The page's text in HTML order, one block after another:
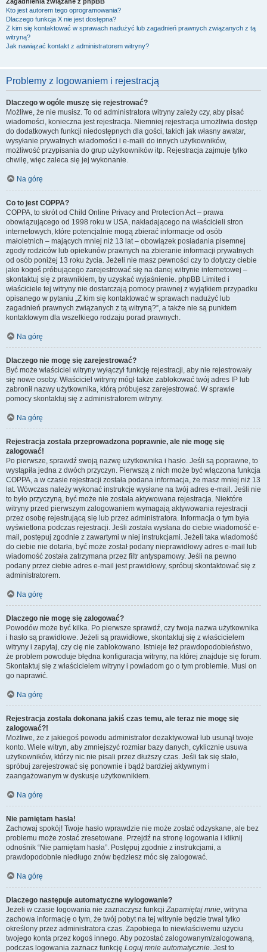
Kto jest autorem tego oprogramowania?
Dlaczego funkcja X nie jest dostępna?
Z kim się kontaktować w sprawach nadużyć lub zagadnień prawnych związanych z tą
witryną?
Jak nawiązać kontakt z administratorem witryny?
Problemy z logowaniem i rejestracją
Dlaczego w ogóle muszę się rejestrować?
Możliwe, że nie musisz. To od administratora witryny zależy czy, aby pisać
wiadomości, konieczna jest rejestracja. Niemniej rejestracja umożliwia dostęp
do dodatkowych funkcji niedostępnych dla gości, takich jak własny awatar,
wysyłanie prywatnych wiadomości i e-maili do innych użytkowników,
możliwość przypisania do grup użytkowników itp. Rejestracja zajmuje tylko
chwilę, więc zaleca się jej wykonanie.
Na górę
Co to jest COPPA?
COPPA, to skrót od Child Online Privacy and Protection Act – prawa
obowiązującego od 1998 roku w USA, nakładającego na właścicieli stron
internetowych, które potencjalnie mogą zbierać informacje od osób
małoletnich – mających mniej niż 13 lat – obowiązek posiadania pisemnej
zgody rodziców lub opiekunów prawnych na zbieranie informacji prywatnych
od osób poniżej 13 roku życia. Jeżeli nie masz pewności czy to dotyczy ciebie
jako kogoś próbującego zarejestrować się na danej witrynie internetowej –
skontaktuj się z prawnikiem, by uzyskać wyjaśnienie. phpBB Limited i
właściciele tej witryny nie dostarczają pomocy prawnej z wyjątkiem przypadku
opisanego w pytaniu „Z kim się kontaktować w sprawach nadużyć lub
zagadnień prawnych związanych z tą witryną?”, a także nie są punktem
kontaktowym dla wszelkiego rodzaju porad prawnych.
Na górę
Dlaczego nie mogę się zarejestrować?
Być może właściciel witryny wyłączył funkcję rejestracji, aby nie rejestrowały
się nowe osoby. Właściciel witryny mógł także zablokować twój adres IP lub
zabronił nazwy użytkownika, którą próbujesz zarejestrować. W sprawie
pomocy skontaktuj się z administratorem witryny.
Na górę
Rejestracja została przeprowadzona poprawnie, ale nie mogę się
zalogować!
Po pierwsze, sprawdź swoją nazwę użytkownika i hasło. Jeśli są poprawne, to
wystąpiła jedna z dwóch przyczyn. Pierwszą z nich może być włączona funkcja
COPPA, a w czasie rejestracji została podana informacja, że masz mniej niż 13
lat. Wówczas należy wykonać instrukcje wysłane na twój adres e-mail. Jeśli nie
to było przyczyną, być może nie została aktywowana rejestracja. Niektóre
witryny przed pierwszym zalogowaniem wymagają aktywowania rejestracji
przez osobę rejestrującą się lub przez administratora. Informacja o tym była
wyświetlona podczas rejestracji. Jeśli została wysłana do ciebie wiadomość e-
mail, postępuj zgodnie z zawartymi w niej instrukcjami. Jeżeli taka wiadomość
do ciebie nie dotarła, być może został podany nieprawidłowy adres e-mail lub
wiadomość została zatrzymana przez filtr antyspamowy. Jeśli na pewno
podany przez ciebie adres e-mail jest prawidłowy, spróbuj skontaktować się z
administratorem.
Na górę
Dlaczego nie mogę się zalogować?
Powodów może być kilka. Po pierwsze sprawdź, czy twoja nazwa użytkownika
i hasło są prawidłowe. Jeżeli są prawidłowe, skontaktuj się z właścicielem
witryny i zapytaj, czy cię nie zablokowano. Istnieje też prawdopodobieństwo,
że problem powoduje błędna konfiguracja witryny, na której znajduje się forum.
Skontaktuj się z właścicielem witryny i powiadom go o tym problemie. Musi on
go naprawić.
Na górę
Rejestracja została dokonana jakiś czas temu, ale teraz nie mogę się
zalogować?!
Możliwe, że z jakiegoś powodu administrator dezaktywował lub usunął twoje
konto. Wiele witryn, aby zmniejszyć rozmiar bazy danych, cyklicznie usuwa
użytkowników, którzy nic nie pisali przez dłuższy czas. Jeśli tak się stało,
spróbuj zarejestrować się ponownie i bądź bardziej aktywnym i
zaangażowanym w dyskusje użytkownikiem.
Na górę
Nie pamiętam hasła!
Zachowaj spokój! Twoje hasło wprawdzie nie może zostać odzyskane, ale bez
problemu może zostać zresetowane. Przejdź na stronę logowania i kliknij
odnośnik “Nie pamiętam hasła”. Postępuj zgodnie z instrukcjami, a
prawdopodobnie niedługo znów będziesz móc się zalogować.
Na górę
Dlaczego następuje automatyczne wylogowanie?
Jeżeli w czasie logowania nie zaznaczysz funkcjiZapamiętaj mnie, witryna
zachowa informację o tym, że twój pobyt na tej witrynie będzie trwał tylko
określony przez administratora czas. Zapobiega to niewłaściwemu użyciu
twojego konta przez kogoś innego. Aby pozostać zalogowanym/zalogowaną,
podczas logowania zaznacz funkcję Loguj mnie automatycznie. Jest to